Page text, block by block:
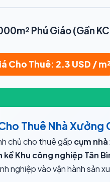
Phú Giáo (Gần
Cho Thuê: 2.3 USD /
Thuê Nhà Xưởng
chủ cho thuê gấp cụm
kề Khu công nghiệp Tân
nghiệp vào vận hành sản